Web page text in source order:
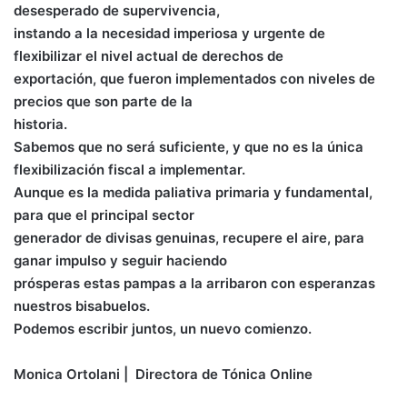
desesperado de supervivencia,
instando a la necesidad imperiosa y urgente de
flexibilizar el nivel actual de derechos de
exportación, que fueron implementados con niveles de
precios que son parte de la
historia.
Sabemos que no será suficiente, y que no es la única
flexibilización fiscal a implementar.
Aunque es la medida paliativa primaria y fundamental,
para que el principal sector
generador de divisas genuinas, recupere el aire, para
ganar impulso y seguir haciendo
prósperas estas pampas a la arribaron con esperanzas
nuestros bisabuelos.
Podemos escribir juntos, un nuevo comienzo.
Monica Ortolani | Directora de Tónica Online